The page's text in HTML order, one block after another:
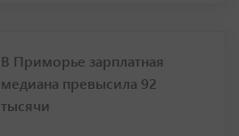
В Приморье зарплатная
медиана превысила 92
тысячи